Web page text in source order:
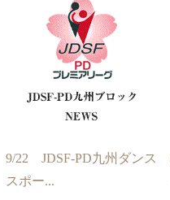
9/22 JDSF-PD九州ダンス
スポー...